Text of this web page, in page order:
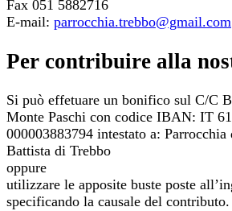
Fax 051 5882716
E-mail: parrocchia.trebbo@gmail.com
Per contribuire alla
Si può effetuare un bonifico sul C/C
Monte Paschi con codice IBAN: IT
000003883794 intestato a:
Battista di Trebbo
oppure
utilizzare le apposite buste poste
specificando la causale del contributo.